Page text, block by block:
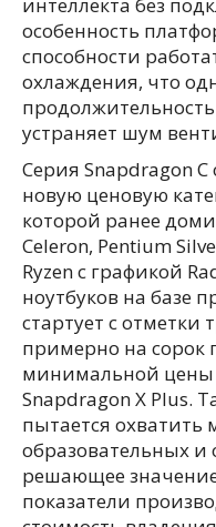
особенность
способности
охлаждения, что
устраняет шум
Серия Snapdragon
новую ценовую
которой ранее
Celeron, Pentium
Ryzen с графикой
ноутбуков на базе
стартует с
примерно на сорок
минимальной цены
Snapdragon X Plus.
пытается охватить
образовательных
решающее
показатели